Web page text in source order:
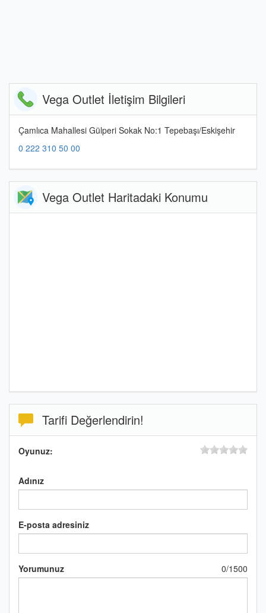
Vega Outlet İletişim Bilgileri
Çamlıca Mahallesi Gülperi Sokak No:1 Tepebaşı/Eskişehir
0 222 310 50 00
Vega Outlet Haritadaki Konumu
Tarifi Değerlendirin!
Oyunuz:
Adınız
E-posta adresiniz
Yorumunuz 0/1500